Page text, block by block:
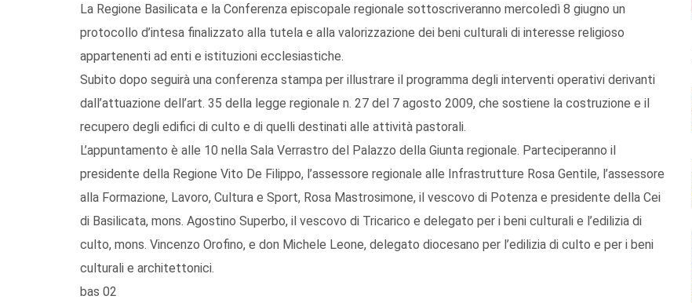
La Regione Basilicata e la Conferenza episcopale regionale sottoscriveranno mercoledì 8 giugno un
protocollo d’intesa finalizzato alla tutela e alla valorizzazione dei beni culturali di interesse religioso
appartenenti ad enti e istituzioni ecclesiastiche.
Subito dopo seguirà una conferenza stampa per illustrare il programma degli interventi operativi derivanti
dall’attuazione dell’art. 35 della legge regionale n. 27 del 7 agosto 2009, che sostiene la costruzione e il
recupero degli edifici di culto e di quelli destinati alle attività pastorali.
L’appuntamento è alle 10 nella Sala Verrastro del Palazzo della Giunta regionale. Parteciperanno il
presidente della Regione Vito De Filippo, l’assessore regionale alle Infrastrutture Rosa Gentile, l’assessore
alla Formazione, Lavoro, Cultura e Sport, Rosa Mastrosimone, il vescovo di Potenza e presidente della Cei
di Basilicata, mons. Agostino Superbo, il vescovo di Tricarico e delegato per i beni culturali e l’edilizia di
culto, mons. Vincenzo Orofino, e don Michele Leone, delegato diocesano per l’edilizia di culto e per i beni
culturali e architettonici.
bas 02